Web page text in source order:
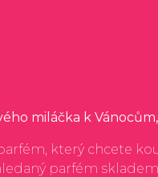
miláčka k
který chcete
parfém